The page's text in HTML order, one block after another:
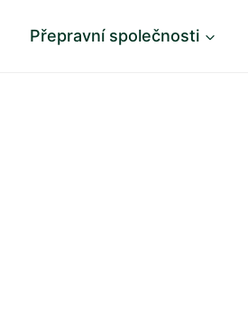
Přepravní společnosti